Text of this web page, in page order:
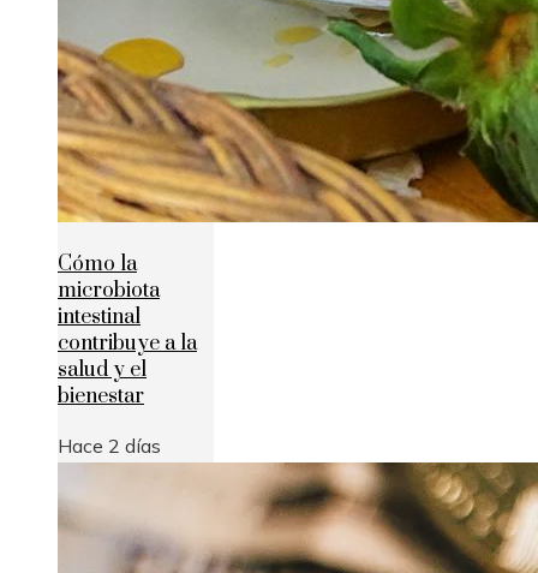
Cómo la
microbiota
intestinal
contribuye a la
salud y el
bienestar
Hace 2 días